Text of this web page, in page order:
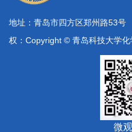
地址：青岛市四方区郑州路
权：Copyright © 青岛科技大学
微